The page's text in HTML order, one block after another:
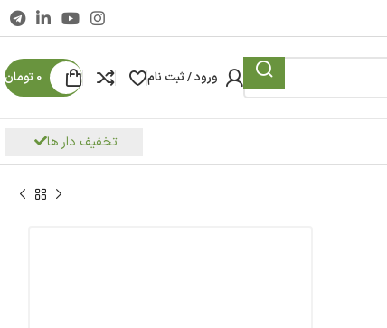
ورود / ثبت نام 0 تومان
تخفیف دار ها